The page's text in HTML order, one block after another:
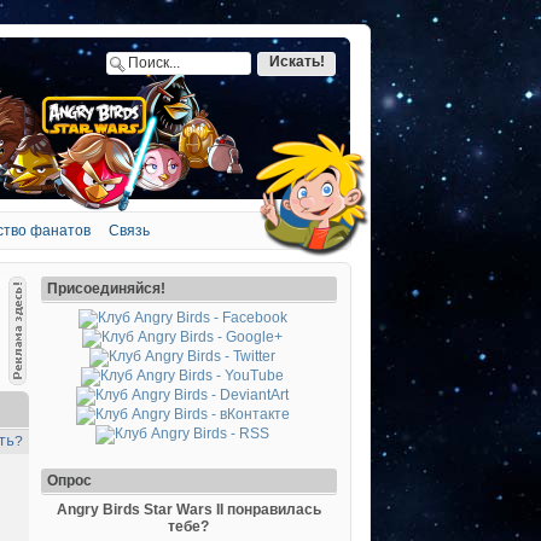
фанатов Связь
Присоединяйся!
Опрос
Angry Birds Star Wars II понравилась
тебе?